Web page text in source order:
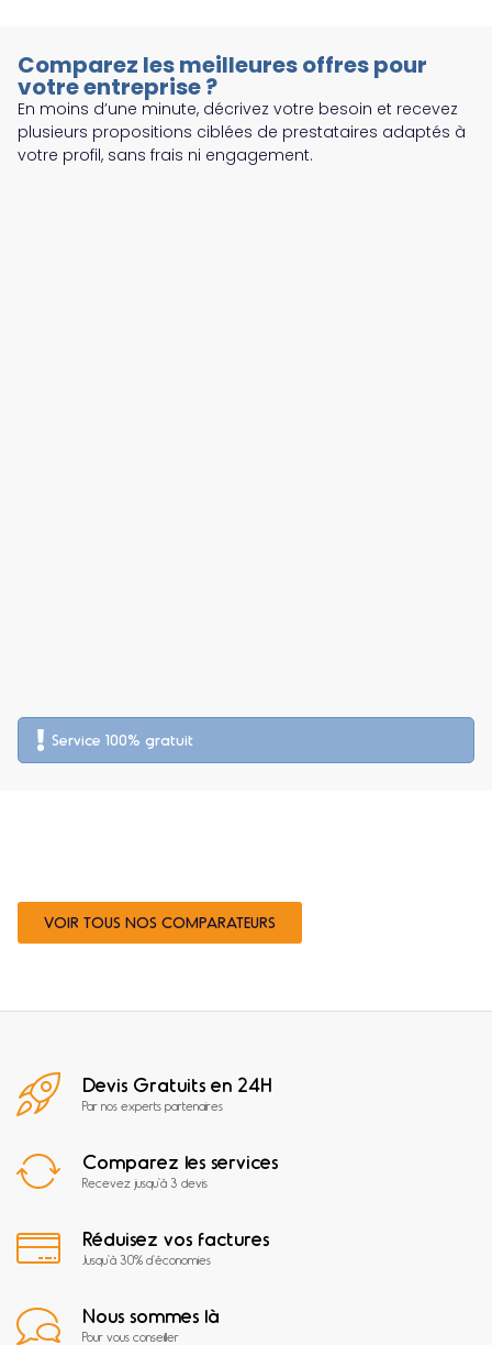
Comparez les meilleures offres pour
votre entreprise ?
En moins d’une minute, décrivez votre besoin et recevez
plusieurs propositions ciblées de prestataires adaptés à
votre profil, sans frais ni engagement.
Service 100% gratuit
VOIR TOUS NOS COMPARATEURS
Devis Gratuits en 24H
Par nos experts partenaires
Comparez les services
Recevez jusqu'à 3 devis
Réduisez vos factures
Jusqu'à 30% d'économies
Nous sommes là
Pour vous conseiller